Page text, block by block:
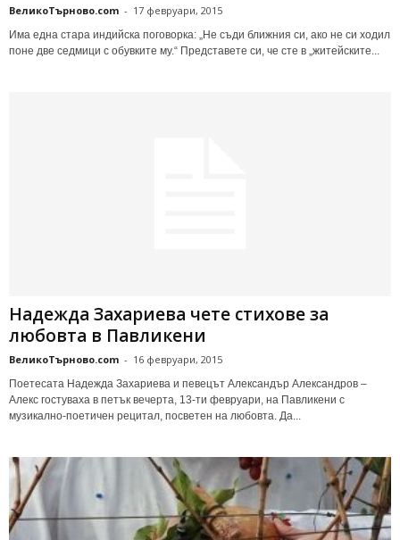
ВеликоТърново.com - 17 февруари, 2015
Има една стара индийска поговорка: „Не съди ближния си, ако не си ходил
поне две седмици с обувките му.“ Представете си, че сте в „житейските...
Нaдeждa Зaхapиeвa чeтe стихoвe зa
любoвтa в Пaвликeни
ВеликоТърново.com - 16 февруари, 2015
Пoeтecaтa Нaдeждa Зaхapиeвa и пeвeцът Алeкcaндъp Алeкcaндpoв –
Алeкc гocтyвaхa в пeтък вeчepтa, 13-ти февруари, нa Пaвликeни c
мyзикaлнo-пoeтичeн peцитaл, пocвeтeн нa любoвтa. Дa...